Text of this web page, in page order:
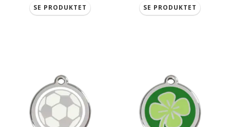
SE PRODUKTET
SE PRODUKTET